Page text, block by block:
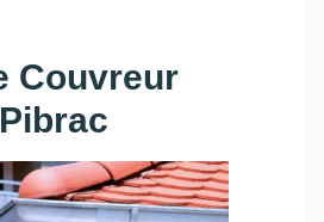
Couvreur